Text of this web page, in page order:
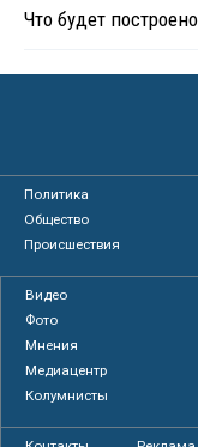
Что будет
Политика
Общество
Происшествия
Видео
Фото
Мнения
Медиацентр
Колумнисты